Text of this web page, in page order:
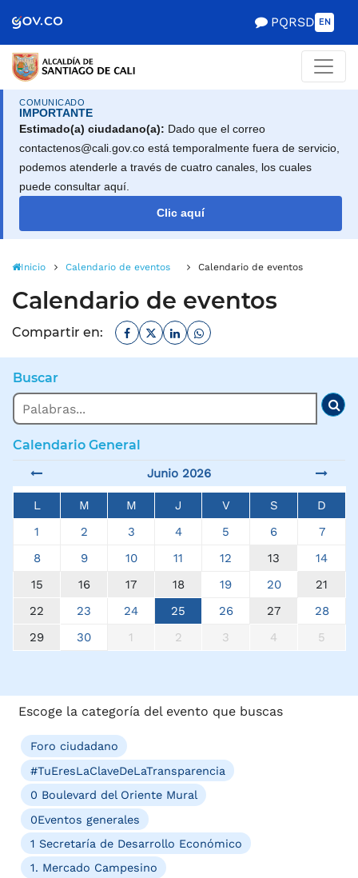
de Santiago
PQRSD EN
COMUNICADO
IMPORTANTE
Estimado(a) ciudadano(a): Dado que el correo
contactenos@cali.gov.co está temporalmente fuera de servicio,
podemos atenderle a través de cuatro canales, los cuales
puede consultar aquí.
Clic aquí
Inicio Calendario de eventos Calendario de eventos
Calendario de eventos
Compartir en: Facebook
TwitterLinkedinWhatsapp
Buscar
Buscar
Calendario General
Junio 2026
L M M J V S
D
1
2 3 4 5 6
7
8
9 10 11 12 13
14
15
16 17 18 19 20
21
22
23 24 25 26 27
28
29
30 1 2 3 4 5
Escoge la categoría del evento que buscas
Foro ciudadano
#TuEresLaClaveDeLaTransparencia
0 Boulevard del Oriente Mural
0Eventos generales
1 Secretaría de Desarrollo Económico
1. Mercado Campesino